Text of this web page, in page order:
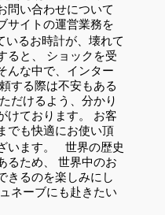
問い合わせについて
サイトの運営業務を
るお時計が、壊れて
ると、 ショックを受
んな中で、インター
する際は不安もある
だけるよう、分かり
けております。 お客
でも快適にお使い頂
います。 世界の歴史
るため、 世界中のお
きるのを楽しみにし
ネーブにも赴きたい